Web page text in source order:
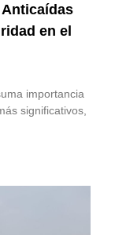
en el
importancia
significativos,